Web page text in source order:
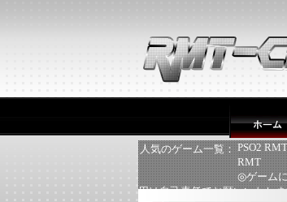
人気のゲーム一覧： PSO2 RMT
RMT
◎ゲーム
用は自己責任でお願いいたし